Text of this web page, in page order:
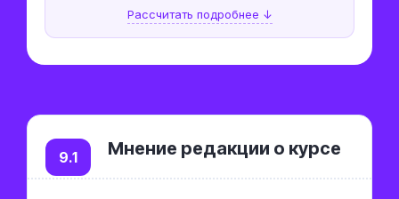
Рассчитать подробнее ↓
Мнение редакции о курсе
9.1